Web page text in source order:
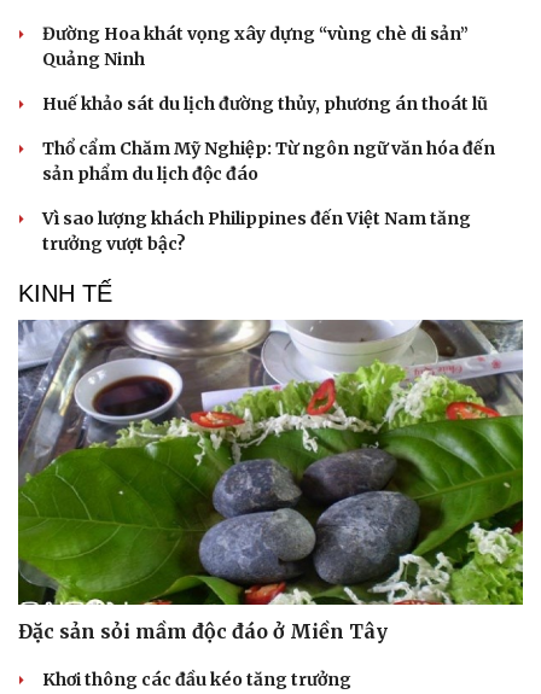
Văn hóa
Sân khấu - Điện ảnh
Văn học
Âm nhạc
Di sản
Giải trí
Nghệ sĩ
Thời trang
Sao Việt
Đường Hoa khát vọng xây dựng “vùng chè di sản”
Quảng Ninh
Huế khảo sát du lịch đường thủy, phương án thoát lũ
Thổ cẩm Chăm Mỹ Nghiệp: Từ ngôn ngữ văn hóa đến
sản phẩm du lịch độc đáo
Vì sao lượng khách Philippines đến Việt Nam tăng
trưởng vượt bậc?
KINH TẾ
Đặc sản sỏi mầm độc đáo ở Miền Tây
Khơi thông các đầu kéo tăng trưởng